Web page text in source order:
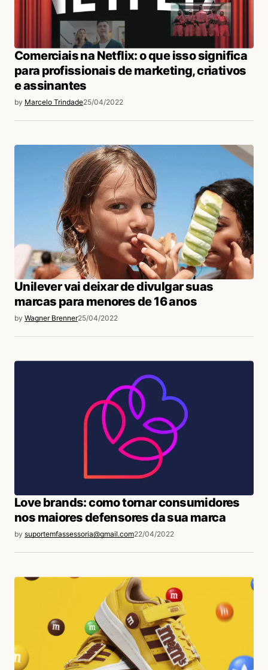
Comerciais na Netflix: o que isso significa
para profissionais de marketing, criativos
e assinantes
by Marcelo Trindade25/04/2022
Unilever vai deixar de divulgar suas
marcas para menores de 16 anos
by Wagner Brenner25/04/2022
Love brands: como tornar consumidores
nos maiores defensores da sua marca
by suportemfassessoria@gmail.com22/04/2022